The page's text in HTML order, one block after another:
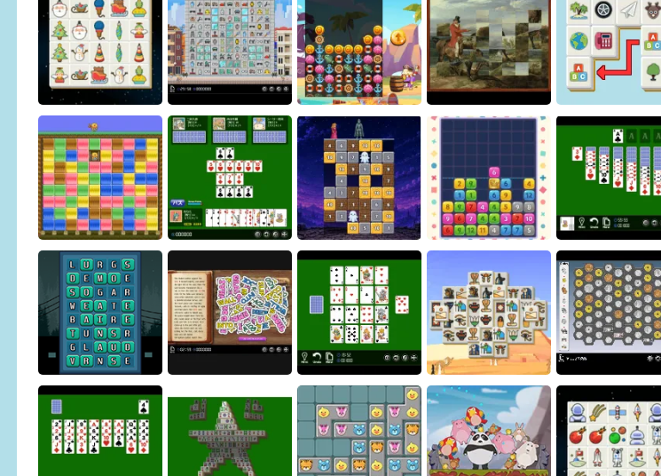
Pharaoh Line Osakana Game
Christmas Connect
Building Demolition
Puzzle
Pirate Puzzle Art Puzzle Piece Connect
Mogumogu Puzzle
Magic Stone Puzzle: The
Petrified Prince
Crown Pop